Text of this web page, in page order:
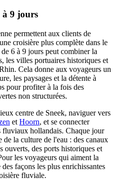
à 9 jours
permettent aux clients de
croisière plus complète dans le
6 à 9 jours peut combiner la
les villes portuaires historiques et
Cela donne aux voyageurs un
les paysages et la détente à
pour profiter à la fois des
non structurées.
centre de Sneek, naviguer vers
et Hoorn, et se connecter
fluviaux hollandais. Chaque jour
la culture de l'eau : des canaux
ouverts, des ports historiques et
les voyageurs qui aiment la
façons les plus enrichissantes
fluviale.